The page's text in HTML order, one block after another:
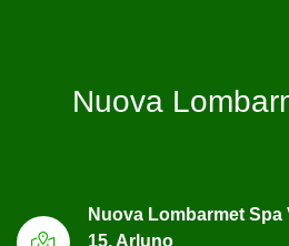
Nuova
Nuova Lombarmet
15, Arluno